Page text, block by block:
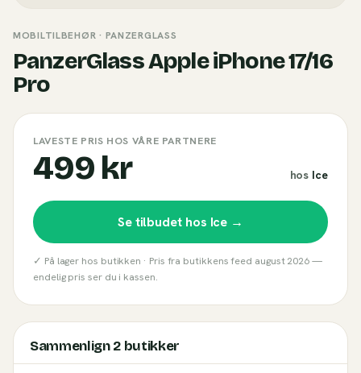
MOBILTILBEHØR · PANZERGLASS
PanzerGlass Apple iPhone 17/16
Pro
LAVESTE PRIS HOS VÅRE PARTNERE
499 kr hos Ice
Se tilbudet hos Ice →
✓ På lager hos butikken · Pris fra butikkens feed august 2026—
endelig pris ser du i kassen.
Sammenlign2butikker